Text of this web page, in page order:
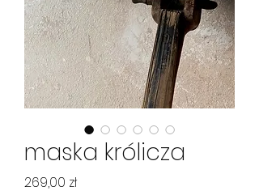
maska królicza
269,00 złCena